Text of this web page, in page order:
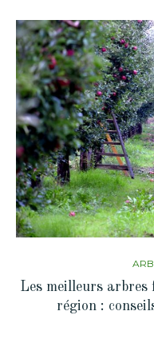
Les meilleurs
région :